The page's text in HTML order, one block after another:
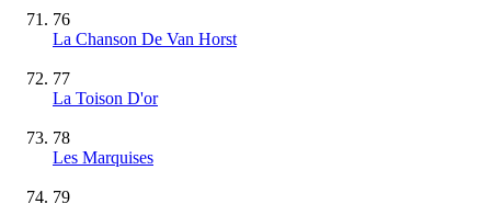
76
La Chanson De Van Horst
77
La Toison D'or
78
Les Marquises
79